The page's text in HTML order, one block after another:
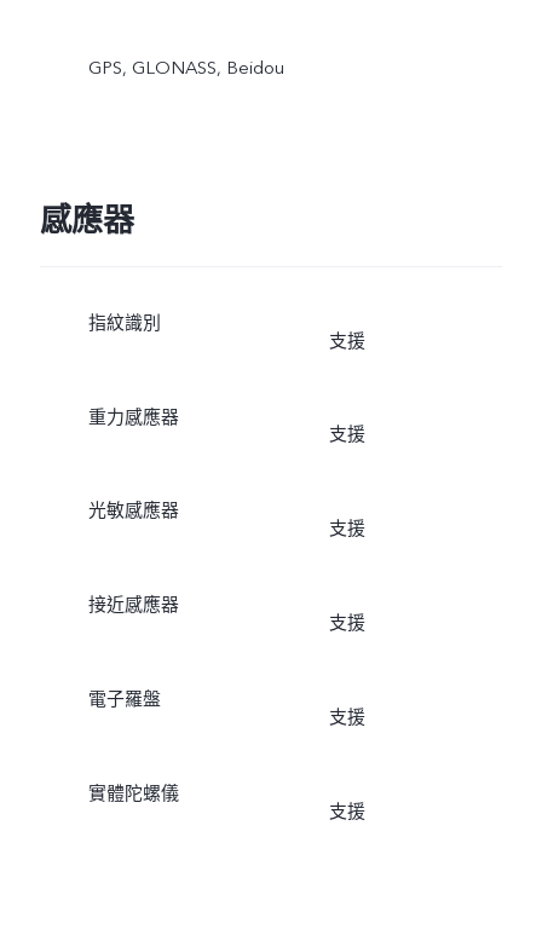
GPS, GLONASS, Beidou
感應器
指紋識別
支援
重力感應器
支援
光敏感應器
支援
接近感應器
支援
電子羅盤
支援
實體陀螺儀
支援